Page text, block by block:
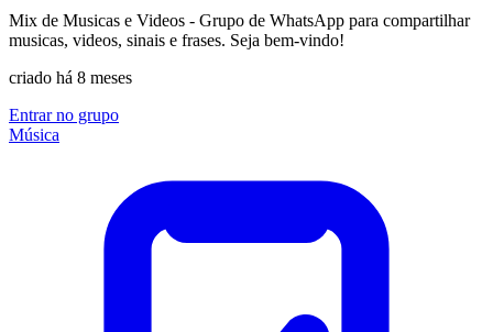
Mix de Musicas e Videos - Grupo de WhatsApp para compartilhar
musicas, videos, sinais e frases. Seja bem-vindo!
criado há 8 meses
Entrar no grupo
Música